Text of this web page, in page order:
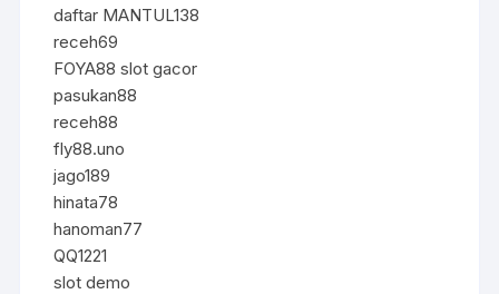
daftar MANTUL138
receh69
FOYA88 slot gacor
pasukan88
receh88
fly88.uno
jago189
hinata78
hanoman77
QQ1221
slot demo